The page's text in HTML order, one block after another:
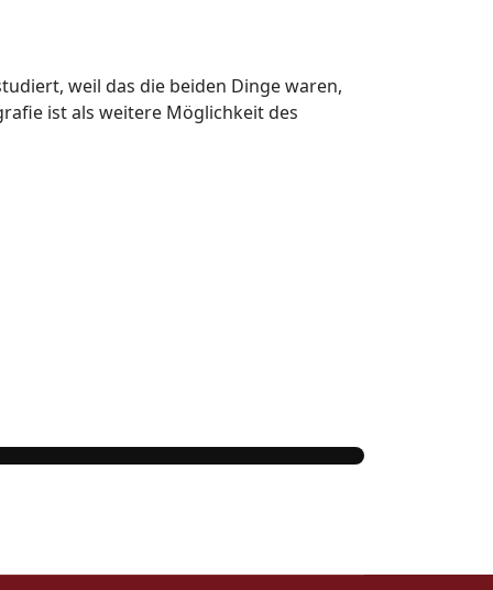
weil das die beiden Dinge waren,
ist als weitere Möglichkeit des